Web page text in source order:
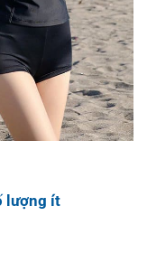
lượng ít